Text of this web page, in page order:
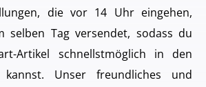
die vor 14 Uhr eingehen,
selben Tag versendet, sodass du
Artikel schnellstmöglich in den
Unser freundliches und